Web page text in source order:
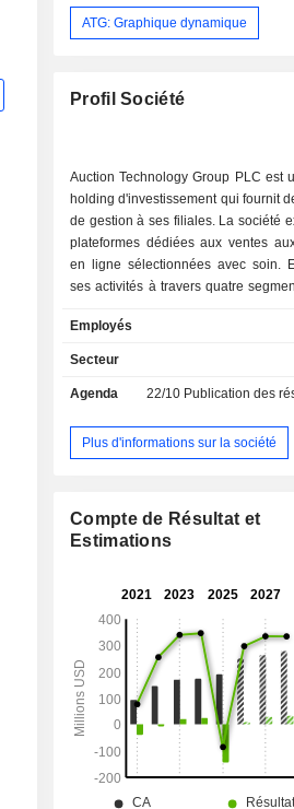
ATG: Graphique dynamique
Profil Société
Auction Technology Group PLC est
holding d'investissement qui fournit
de gestion à ses filiales. La société
plateformes dédiées aux ventes
en ligne sélectionnées avec soin.
ses activités à travers quatre
Services d'enchères et Contenu.
A&A propose aux maisons de
d'art et d'antiquités un accès aux
tissimo.com et EstateSales.NET.
I&C propose aux maisons de
accès aux plateformes
BidSpotter.co.uk et Proxibid.com,
les retours de vente au détail. Le
Services d'enchères comprend des
back-office pour les maisons de
enchères, avec des solutions de
les enchères, ainsi que d'autres
marque blanche, notamment
segment Contenu est axé sur le
magazine en ligne Gazette,
commerce des antiquités.
Employés
Secteur
Agenda 22/10 Publication des résultats -
Plus d'informations sur la société
Compte de Résultat et
Estimations